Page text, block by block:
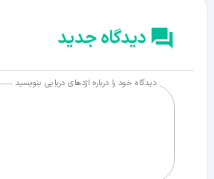
دیدگاه جدید
دیدگاه خود را درباره اژدهای دریایی بنویسید